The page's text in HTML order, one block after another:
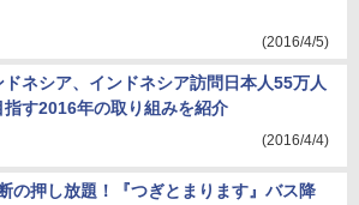
(2016/4/5)
ドネシア、インドネシア訪問日本人55万人
指す2016年の取り組みを紹介
(2016/4/4)
断の押し放題！『つぎとまります』バス降